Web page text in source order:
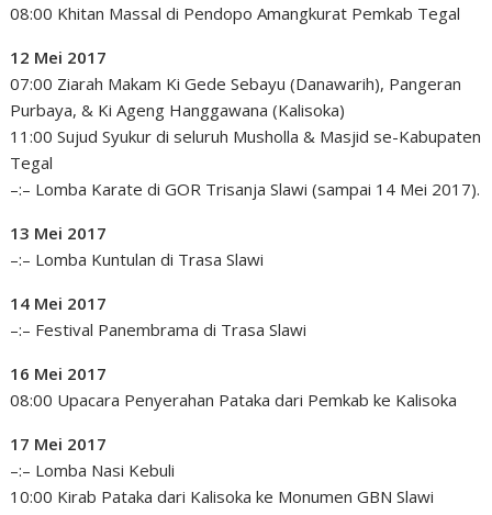
08:00 Khitan Massal di Pendopo Amangkurat Pemkab Tegal
12 Mei 2017
07:00 Ziarah Makam Ki Gede Sebayu (Danawarih), Pangeran
Purbaya, & Ki Ageng Hanggawana (Kalisoka)
11:00 Sujud Syukur di seluruh Musholla & Masjid se-Kabupaten
Tegal
–:– Lomba Karate di GOR Trisanja Slawi (sampai 14 Mei 2017).
13 Mei 2017
–:– Lomba Kuntulan di Trasa Slawi
14 Mei 2017
–:– Festival Panembrama di Trasa Slawi
16 Mei 2017
08:00 Upacara Penyerahan Pataka dari Pemkab ke Kalisoka
17 Mei 2017
–:– Lomba Nasi Kebuli
10:00 Kirab Pataka dari Kalisoka ke Monumen GBN Slawi